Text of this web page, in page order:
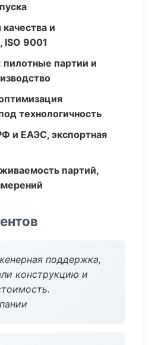
и
ISO 9001
пилотные партии и
технологичность
и ЕАЭС, экспортная
партий,
поддержка,
конструкцию и